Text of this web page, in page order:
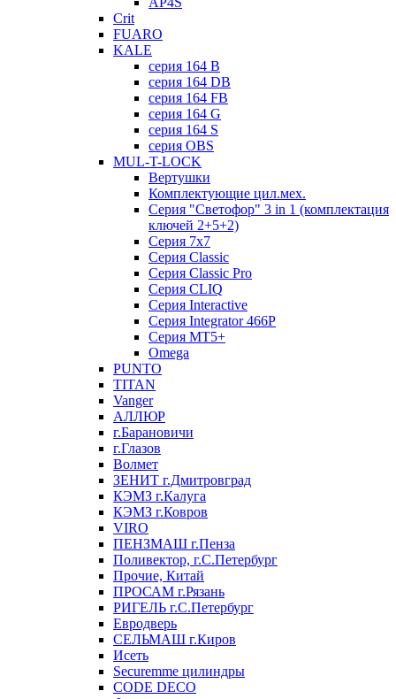
Crit
FUARO
KALE
серия 164 B
серия 164 DB
серия 164 FB
серия 164 G
серия 164 S
серия OBS
MUL-T-LOCK
Вертушки
Комплектующие цил.мех.
Серия "Светофор" 3 in 1 (комплектация
ключей 2+5+2)
Серия 7х7
Серия Classic
Серия Classic Pro
Серия CLIQ
Серия Interactive
Серия Integrator 466P
Серия MT5+
Omega
PUNTO
TITAN
Vanger
АЛЛЮР
г.Барановичи
г.Глазов
Волмет
ЗЕНИТ г.Дмитровград
КЭМЗ г.Калуга
КЭМЗ г.Ковров
VIRO
ПЕНЗМАШ г.Пенза
Поливектор, г.С.Петербург
Прочие, Китай
ПРОСАМ г.Рязань
РИГЕЛЬ г.С.Петербург
Евродверь
СЕЛЬМАШ г.Киров
Исеть
Securemme цилиндры
CODE DECO